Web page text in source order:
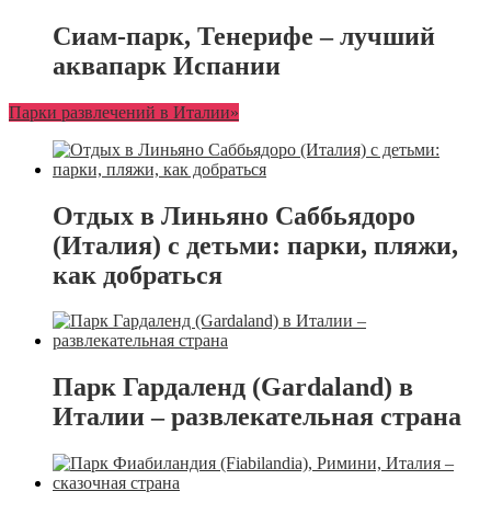
Сиам-парк, Тенерифе – лучший
аквапарк Испании
Парки развлечений в Италии»
Отдых в Линьяно Саббьядоро
(Италия) с детьми: парки, пляжи,
как добраться
Парк Гардаленд (Gardaland) в
Италии – развлекательная страна